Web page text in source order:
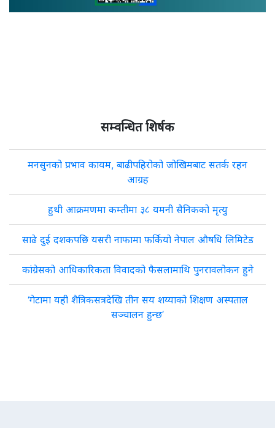
सम्वन्धित शिर्षक
मनसुनको प्रभाव कायम, बाढीपहिरोको जोखिमबाट सतर्क रहन
आग्रह
हुथी आक्रमणमा कम्तीमा ३८ यमनी सैनिकको मृत्यु
साढे दुई दशकपछि यसरी नाफामा फर्कियो नेपाल औषधि लिमिटेड
कांग्रेसको आधिकारिकता विवादको फैसलामाथि पुनरावलोकन हुने
‘गेटामा यही शैत्रिकसत्रदेखि तीन सय शय्याको शिक्षण अस्पताल
सञ्चालन हुन्छ’